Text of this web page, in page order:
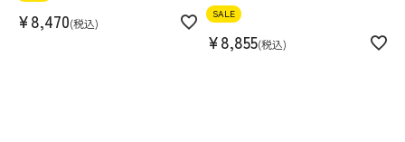
¥8,470 税込
SALE
¥8,855 税込